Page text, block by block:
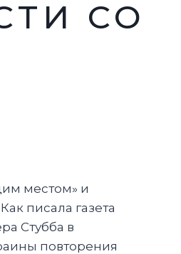
СО
местом» и
писала газета
Стубба в
повторения